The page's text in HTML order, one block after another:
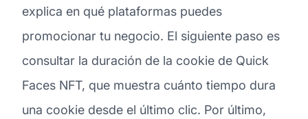
explica en qué plataformas puedes
promocionar tu negocio. El siguiente paso es
consultar la duración de la cookie de Quick
Faces NFT, que muestra cuánto tiempo dura
una cookie desde el último clic. Por último,